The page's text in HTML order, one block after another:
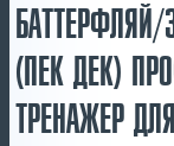
БАТТЕРФЛЯЙ/
(ПЕК ДЕК)
ТРЕНАЖЕР